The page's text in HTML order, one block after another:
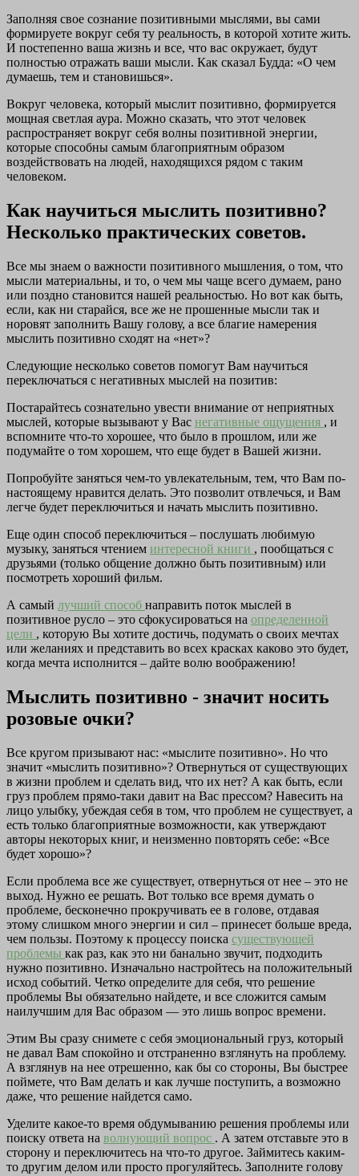
Заполняя свое сознание позитивными мыслями, вы сами
формируете вокруг себя ту реальность, в которой хотите жить.
И постепенно ваша жизнь и все, что вас окружает, будут
полностью отражать ваши мысли. Как сказал Будда: «О чем
думаешь, тем и становишься».
Вокруг человека, который мыслит позитивно, формируется
мощная светлая аура. Можно сказать, что этот человек
распространяет вокруг себя волны позитивной энергии,
которые способны самым благоприятным образом
воздействовать на людей, находящихся рядом с таким
человеком.
Как научиться мыслить позитивно?
Несколько практических советов.
Все мы знаем о важности позитивного мышления, о том, что
мысли материальны, и то, о чем мы чаще всего думаем, рано
или поздно становится нашей реальностью. Но вот как быть,
если, как ни старайся, все же не прошенные мысли так и
норовят заполнить Вашу голову, а все благие намерения
мыслить позитивно сходят на «нет»?
Следующие несколько советов помогут Вам научиться
переключаться с негативных мыслей на позитив:
Постарайтесь сознательно увести внимание от неприятных
мыслей, которые вызывают у Вас негативные ощущения , и
вспомните что-то хорошее, что было в прошлом, или же
подумайте о том хорошем, что еще будет в Вашей жизни.
Попробуйте заняться чем-то увлекательным, тем, что Вам по-
настоящему нравится делать. Это позволит отвлечься, и Вам
легче будет переключиться и начать мыслить позитивно.
Еще один способ переключиться – послушать любимую
музыку, заняться чтением интересной книги , пообщаться с
друзьями (только общение должно быть позитивным) или
посмотреть хороший фильм.
А самый лучший способ направить поток мыслей в
позитивное русло – это сфокусироваться на определенной
цели , которую Вы хотите достичь, подумать о своих мечтах
или желаниях и представить во всех красках каково это будет,
когда мечта исполнится – дайте волю воображению!
Мыслить позитивно - значит носить
розовые очки?
Все кругом призывают нас: «мыслите позитивно». Но что
значит «мыслить позитивно»? Отвернуться от существующих
в жизни проблем и сделать вид, что их нет? А как быть, если
груз проблем прямо-таки давит на Вас прессом? Навесить на
лицо улыбку, убеждая себя в том, что проблем не существует, а
есть только благоприятные возможности, как утверждают
авторы некоторых книг, и неизменно повторять себе: «Все
будет хорошо»?
Если проблема все же существует, отвернуться от нее – это не
выход. Нужно ее решать. Вот только все время думать о
проблеме, бесконечно прокручивать ее в голове, отдавая
этому слишком много энергии и сил – принесет больше вреда,
чем пользы. Поэтому к процессу поиска существующей
проблемы как раз, как это ни банально звучит, подходить
нужно позитивно. Изначально настройтесь на положительный
исход событий. Четко определите для себя, что решение
проблемы Вы обязательно найдете, и все сложится самым
наилучшим для Вас образом — это лишь вопрос времени.
Этим Вы сразу снимете с себя эмоциональный груз, который
не давал Вам спокойно и отстраненно взглянуть на проблему.
А взглянув на нее отрешенно, как бы со стороны, Вы быстрее
поймете, что Вам делать и как лучше поступить, а возможно
даже, что решение найдется само.
Уделите какое-то время обдумыванию решения проблемы или
поиску ответа на волнующий вопрос . А затем отставьте это в
сторону и переключитесь на что-то другое. Займитесь каким-
то другим делом или просто прогуляйтесь. Заполните голову